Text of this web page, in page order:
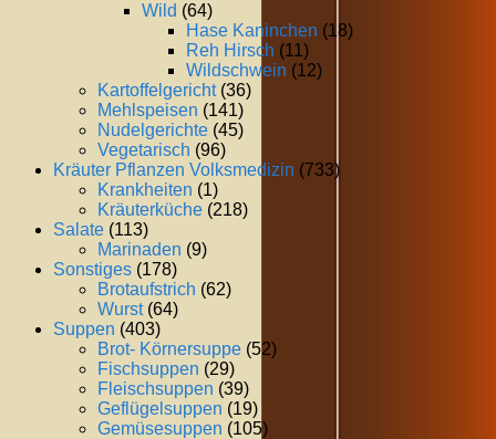
Wild (64)
Hase Kaninchen (18)
Reh Hirsch (11)
Wildschwein (12)
Kartoffelgericht(36)
Mehlspeisen (141)
Nudelgerichte (45)
Vegetarisch (96)
Kräuter Pflanzen Volksmedizin (733)
Krankheiten (1)
Kräuterküche (218)
Salate (113)
Marinaden (9)
Sonstiges (178)
Brotaufstrich (62)
Wurst(64)
Suppen (403)
Brot- Körnersuppe (52)
Fischsuppen (29)
Fleischsuppen (39)
Geflügelsuppen (19)
Gemüsesuppen (105)